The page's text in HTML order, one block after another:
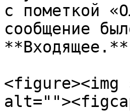
с пометкой
сообщение
**Входящее.**
<figure><img